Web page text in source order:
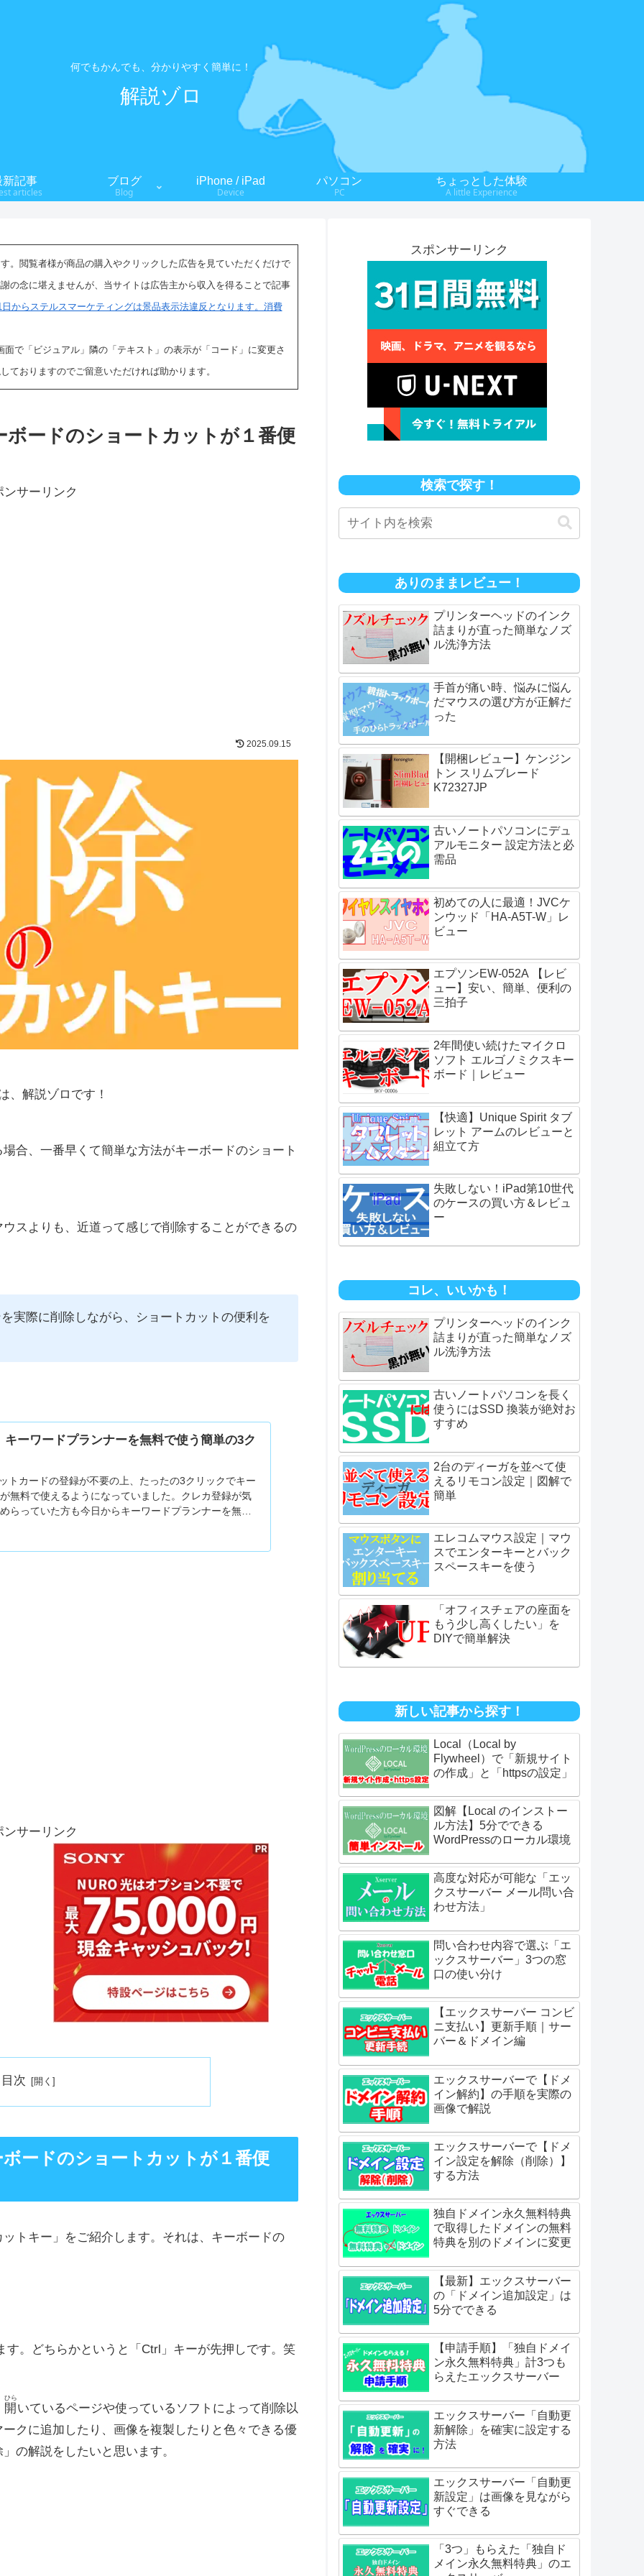
何でもかんでも、分かりやすく簡単に！
解説ゾロ
新記事
articles
ブログ
Blog
iPhone / iPad
Device
パソコン
PC
ちょっとした体験
A little Experience
。閲覧者様が商品の購入やクリックした広告を見ていただくだけで
の念に堪えませんが、当サイトは広告主から収入を得ることで記事
からステルスマーケティングは景品表示法違反となります。消費
で「ビジュアル」隣の「テキスト」の表示が「コード」に変更さ
ておりますのでご留意いただければ助かります。
ードのショートカットが１番便
ンサーリンク
2025.09.15
、解説ゾロです！
合、一番早くて簡単な方法がキーボードのショート
スよりも、近道って感じで削除することができるの
実際に削除しながら、ショートカットの便利を
キーワードプランナーを無料で使う簡単の3ク
トカードの登録が不要の上、たったの3クリックでキー
無料で使えるようになっていました。クレカ登録が気
らっていた方も今日からキーワードプランナーを無料
ンサーリンク
目次
ードのショートカットが１番便
トキー」をご紹介します。それは、キーボードの
。どちらかというと「Ctrl」キーが先押しです。笑
開
ひら
いているページや使っているソフトによって削除以
クに追加したり、画像を複製したりと色々できる優
の解説をしたいと思います。
スポンサーリンク
検索で探す！
ありのままレビュー！
プリンターヘッドのインク
詰まりが直った簡単なノズ
ル洗浄方法
手首が痛い時、悩みに悩ん
だマウスの選び方が正解だ
った
【開梱レビュー】ケンジン
トン スリムブレード
K72327JP
古いノートパソコンにデュ
アルモニター 設定方法と必
需品
初めての人に最適！JVCケ
ンウッド「HA-A5T-W」レ
ビュー
エプソンEW-052A 【レビ
ュー】安い、簡単、便利の
三拍子
2年間使い続けたマイクロ
ソフト エルゴノミクスキー
ボード｜レビュー
【快適】Unique Spirit タブ
レット アームのレビューと
組立て方
失敗しない！iPad第10世代
のケースの買い方＆レビュ
ー
コレ、いいかも！
プリンターヘッドのインク
詰まりが直った簡単なノズ
ル洗浄方法
古いノートパソコンを長く
使うにはSSD 換装が絶対お
すすめ
2台のディーガを並べて使
えるリモコン設定｜図解で
簡単
エレコムマウス設定｜マウ
スでエンターキーとバック
スペースキーを使う
「オフィスチェアの座面を
もう少し高くしたい」を
DIYで簡単解決
新しい記事から探す！
Local（Local by
Flywheel）で「新規サイト
の作成」と「httpsの設定」
図解【Local のインストー
ル方法】5分でできる
WordPressのローカル環境
高度な対応が可能な「エッ
クスサーバー メール問い合
わせ方法」
問い合わせ内容で選ぶ「エ
ックスサーバー」3つの窓
口の使い分け
【エックスサーバー コンビ
ニ支払い】更新手順｜サー
バー＆ドメイン編
エックスサーバーで【ドメ
イン解約】の手順を実際の
画像で解説
エックスサーバーで【ドメ
イン設定を解除（削除）】
する方法
独自ドメイン永久無料特典
で取得したドメインの無料
特典を別のドメインに変更
【最新】エックスサーバー
の「ドメイン追加設定」は
5分でできる
【申請手順】「独自ドメイ
ン永久無料特典」計3つも
らえたエックスサーバー
エックスサーバー「自動更
新解除」を確実に設定する
方法
エックスサーバー「自動更
新設定」は画像を見ながら
すぐできる
「3つ」もらえた「独自ド
メイン永久無料特典」のエ